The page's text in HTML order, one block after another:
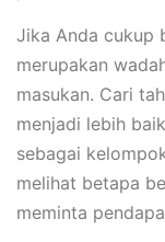
Jika Anda cukup
merupakan
masukan. Cari
menjadi lebih
sebagai
melihat betapa
meminta